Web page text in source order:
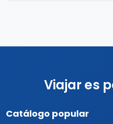
Viajar es
Catálogo popular